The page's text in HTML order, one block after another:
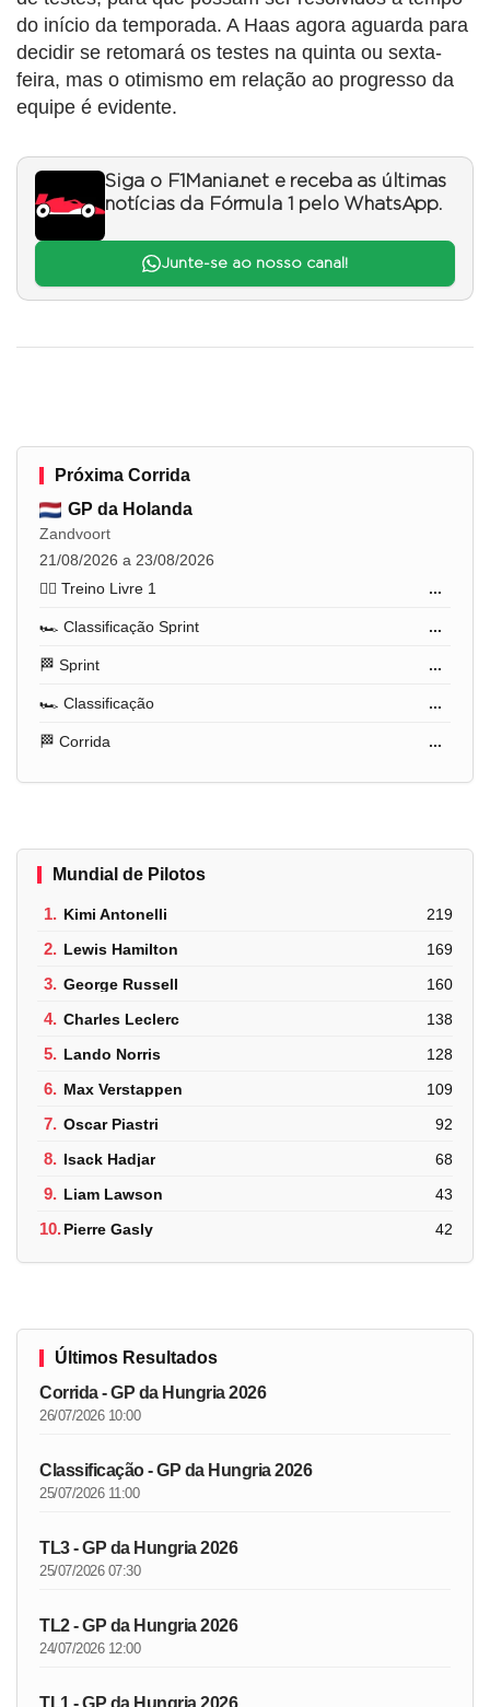
do início da temporada. A Haas agora aguarda para
decidir se retomará os testes na quinta ou sexta-
feira, mas o otimismo em relação ao progresso da
equipe é evidente.
Siga o F1Mania.net e receba as últimas
notícias da Fórmula 1 pelo WhatsApp.
Junte-se ao nosso canal!
Próxima Corrida
GP da Holanda
Zandvoort
21/08/2026 a 23/08/2026
🏋️‍♂️ Treino Livre 1
...
🏎️ Classificação Sprint ...
🏁 Sprint ...
🏎️ Classificação ...
🏁 Corrida ...
Mundial de Pilotos
1. Kimi Antonelli 219
2. Lewis Hamilton 169
3. George Russell 160
4. Charles Leclerc 138
5. Lando Norris 128
6. Max Verstappen 109
7. Oscar Piastri 92
8. Isack Hadjar 68
9. Liam Lawson 43
10.Pierre Gasly 42
Últimos Resultados
Corrida - GP da Hungria 2026
26/07/2026 10:00
Classificação - GP da Hungria 2026
25/07/2026 11:00
TL3 - GP da Hungria 2026
25/07/2026 07:30
TL2 - GP da Hungria 2026
24/07/2026 12:00